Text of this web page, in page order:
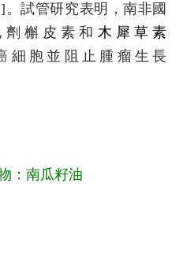
。試管研究表明，南非國
槲皮素和 木犀草素
細胞並阻止腫瘤生長
：南瓜籽油